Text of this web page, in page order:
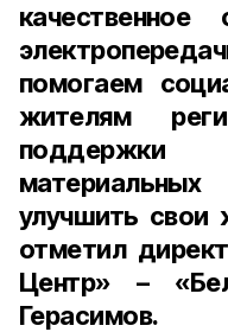
качественное
помогаем
жителям
поддержки
улучшить свои
отметил
Центр» –
Герасимов.